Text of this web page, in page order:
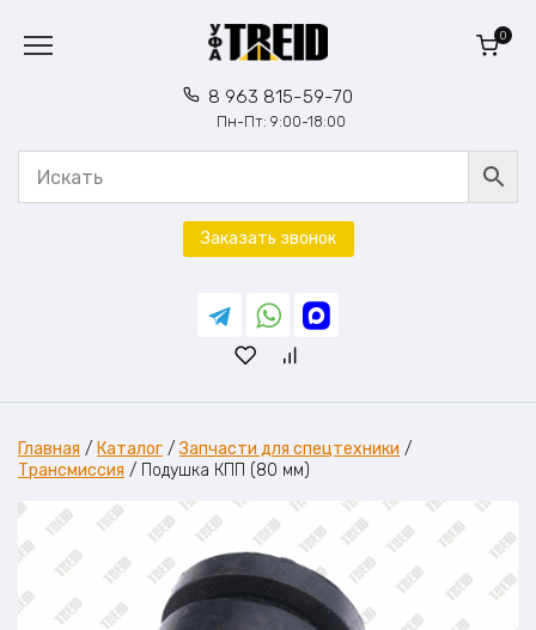
содержанию
8 963 815-59-70
Пн-Пт: 9:00-18:00
0
Заказать звонок
Главная / Каталог /Запчасти для спецтехники /
Трансмиссия / Подушка КПП (80 мм)